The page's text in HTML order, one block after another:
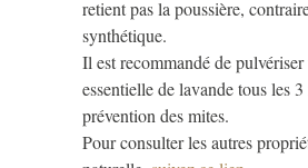
retient pas la poussière,
synthétique.
Il est recommandé de
essentielle de lavande tous les
prévention des mites.
Pour consulter les autres